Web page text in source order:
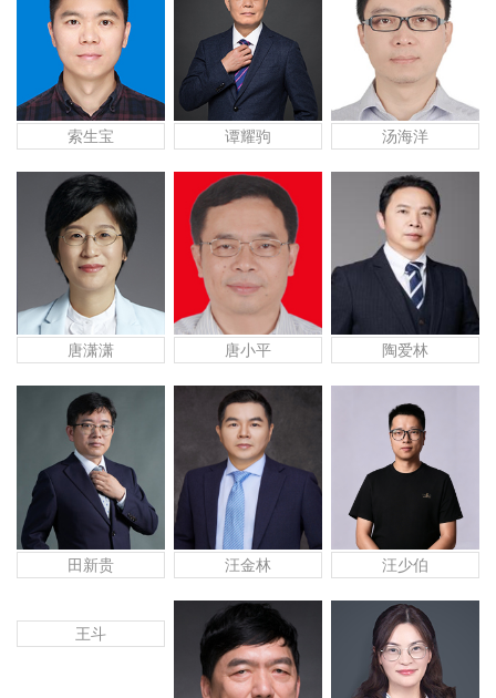
索生宝 谭耀驹 汤海洋
唐潇潇 唐小平 陶爱林
田新贵 汪金林 汪少伯
王斗